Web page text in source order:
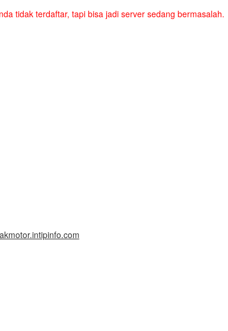
tidak terdaftar, tapi bisa jadi server sedang bermasalah.